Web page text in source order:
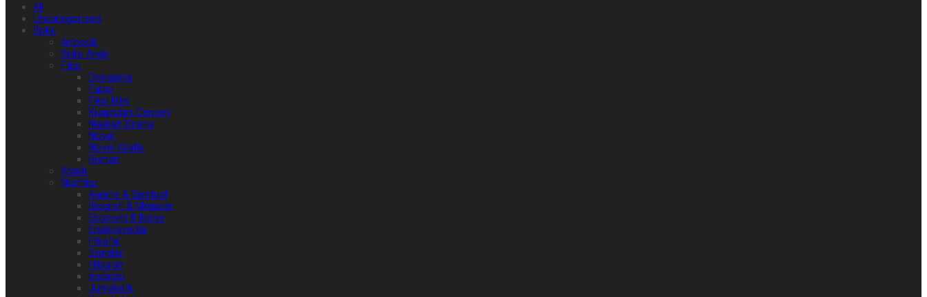
All
Uncategorized
Buku
Artbook
Buku Anak
Fiksi
Dongeng
Fabel
Fiksi Mini
Kumpulan Cerpen
Naskah Drama
Novel
Novel Grafis
Roman
Komik
Nonfiksi
Agama & Spiritual
Biografi & Memoar
Ekonomi & Bisnis
Ensiklopedia
Filsafat
Gender
Hiburan
Inspirasi
Jurnalistik